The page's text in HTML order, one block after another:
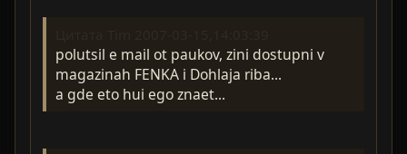
polutsil e mail ot paukov, zini dostupni v
magazinah FENKA i Dohlaja riba...
a gde eto hui ego znaet...